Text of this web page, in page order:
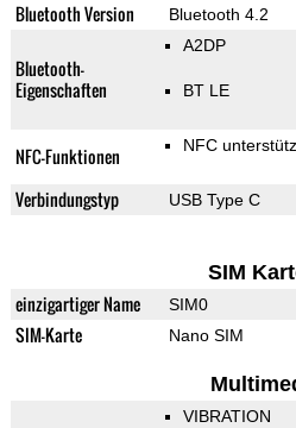
Bluetooth Version Bluetooth 4.2
Bluetooth-
Eigenschaften
A2DP
BT LE
NFC-Funktionen NFC
Verbindungstyp USB Type C
SIM
einzigartiger Name SIM0
SIM-Karte Nano SIM
VIBRATION